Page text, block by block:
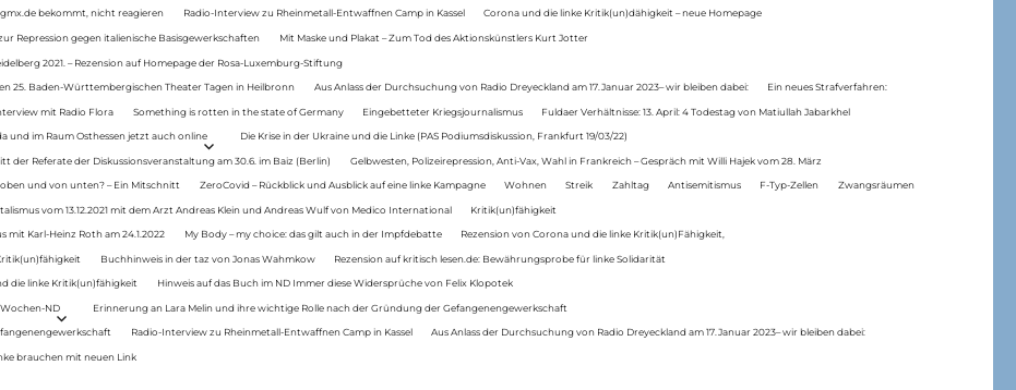
bekommt, nicht reagieren Radio-Interview zu Rheinmetall-Entwaffnen Camp in Kassel Corona und die linke Kritik(un)dähigkeit – neue Homepage
Repression gegen italienische Basisgewerkschaften Mit Maske und Plakat – Zum Tod des Aktionskünstlers Kurt Jotter
2021. – Rezension auf Homepage der Rosa-Luxemburg-Stiftung
25. Baden-Württembergischen Theater Tagen in Heilbronn Aus Anlass der Durchsuchung von Radio Dreyeckland am 17.Januar 2023– wir bleiben dabei: Ein neues Strafverfahren:
mit Radio Flora Something is rotten in the state of Germany Eingebetteter Kriegsjournalismus Fuldaer Verhältnisse: 13. April: 4 Todestag von Matiul­lah Jabarkhel
und im Raum Osthessen jetzt auch online Die Krise in der Ukraine und die Linke (PAS Podiumsdiskussion, Frankfurt 19/03/22)
Referate der Diskussionsveranstaltung am 30.6. im Baiz (Berlin) Gelbwesten, Polizeirepression, Anti-Vax, Wahl in Frankreich – Gespräch mit Willi Hajek vom 28. März
und von unten? – Ein Mitschnitt ZeroCovid – Rückblick und Ausblick auf eine linke Kampagne Wohnen Streik Zahltag Antisemitismus F-Typ-Zellen Zwangsräumen
vom 13.12.2021 mit dem Arzt Andreas Klein und Andreas Wulf von Medico International Kritik(un)fähigkeit
Karl-Heinz Roth am 24.1.2022 My Body – my choice: das gilt auch in der Impfdebatte Rezension von Corona und die linke Kritik(un)Fähigkeit,
Buchhinweis in der taz von Jonas Wahmkow Rezension auf kritisch lesen.de: Bewährungsprobe für linke Solidarität
die linke Kritik(un)fähigkeit Hinweis auf das Buch im ND Immer diese Widersprüche von Felix Klopotek
ND Erinnerung an Lara Melin und ihre wichtige Rolle nach der Gründung der Gefangenengewerkschaft
Radio-Interview zu Rheinmetall-Entwaffnen Camp in Kassel Aus Anlass der Durchsuchung von Radio Dreyeckland am 17.Januar 2023– wir bleiben dabei:
brauchen mit neuen Link